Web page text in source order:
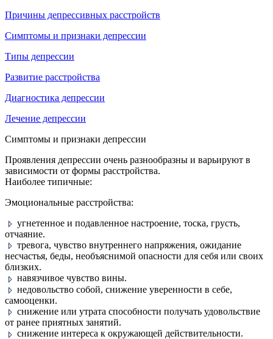
Причины депрессивных расстройств
Симптомы и признаки депрессии
Типы депрессии
Развитие расстройства
Диагностика депрессии
Лечение депрессии
Симптомы и признаки депрессии
Проявления депрессии очень разнообразны и варьируют в
зависимости от формы расстройства.
Наиболее типичные:
Эмоциональные расстройства:
угнетенное и подавленное настроение, тоска, грусть,
отчаяние.
тревога, чувство внутреннего напряжения, ожидание
несчастья, беды, необъяснимой опасности для себя или своих
близких.
навязчивое чувство вины.
недовольство собой, снижение уверенности в себе,
самооценки.
снижение или утрата способности получать удовольствие
от ранее приятных занятий.
снижение интереса к окружающей действительности.